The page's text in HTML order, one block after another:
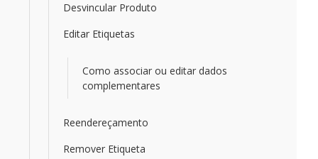
Desvincular Produto
Editar Etiquetas
Como associar ou editar dados
complementares
Reendereçamento
Remover Etiqueta